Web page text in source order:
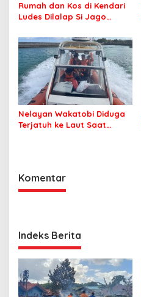
Rumah dan Kos di Kendari
Ludes Dilalap Si Jago
Nelayan Wakatobi Diduga
Terjatuh ke Laut Saat
Komentar
Indeks Berita